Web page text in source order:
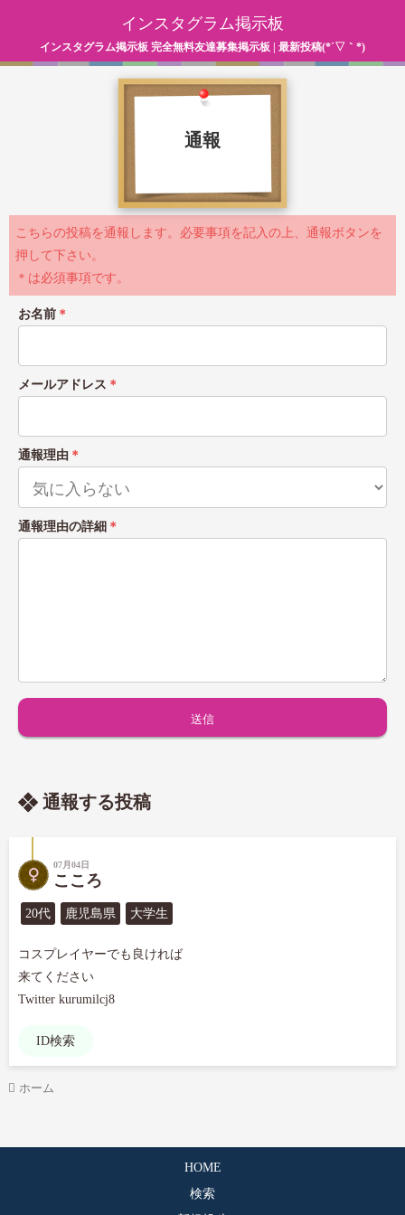
インスタグラム掲示板
インスタグラム掲示板 完全無料友達募集掲示板 | 最新投稿(*´▽｀*)
通報
こちらの投稿を通報します。必要事項を記入の上、通報ボタンを
押して下さい。
＊は必須事項です。
お名前 ＊
メールアドレス ＊
通報理由 ＊
通報理由の詳細 ＊
通報する投稿
07月04日
こころ
20代 鹿児島県 大学生
コスプレイヤーでも良ければ
来てください
Twitter kurumilcj8
ID検索
ホーム
HOME
検索